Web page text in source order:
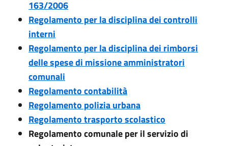
163/2006
Regolamento per la disciplina dei controlli
interni
Regolamento per la disciplina dei rimborsi
delle spese di missione amministratori
comunali
Regolamento contabilità
Regolamento polizia urbana
Regolamento trasporto scolastico
Regolamento comunale per il servizio di